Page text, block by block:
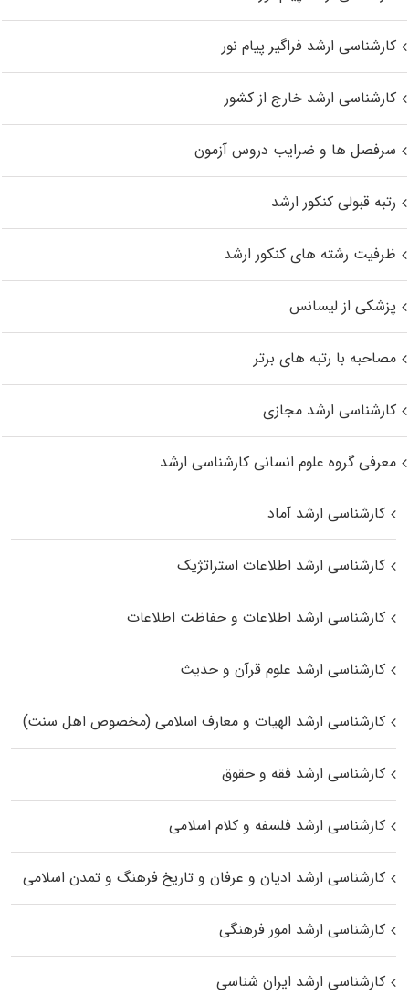
کارشناسی ارشد فراگیر پیام نور
کارشناسی ارشد خارج از کشور
سرفصل ها و ضرایب دروس آزمون
رتبه قبولی کنکور ارشد
ظرفیت رشته های کنکور ارشد
پزشکی از لیسانس
مصاحبه با رتبه های برتر
کارشناسی ارشد مجازی
معرفی گروه علوم انسانی کارشناسی ارشد
کارشناسی ارشد آماد
کارشناسی ارشد اطلاعات استراتژیک
کارشناسی ارشد اطلاعات و حفاظت اطلاعات
کارشناسی ارشد علوم قرآن و حدیث
کارشناسی ارشد الهیات و معارف اسلامی (مخصوص اهل سنت)
کارشناسی ارشد فقه و حقوق
کارشناسی ارشد فلسفه و کلام اسلامی
کارشناسی ارشد ادیان و عرفان و تاریخ فرهنگ و تمدن اسلامی
کارشناسی ارشد امور فرهنگی
کارشناسی ارشد ایران شناسی